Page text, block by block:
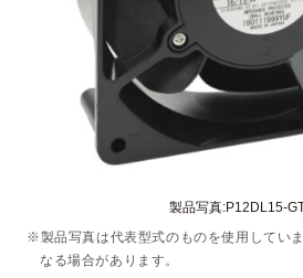
製品写真:P12DL15-
※製品写真は代表型式のものを使用してい
なる場合があります。